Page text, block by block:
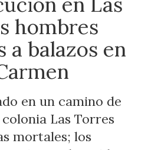
hombres
a balazos en
en un camino de
Las Torres
mortales; los